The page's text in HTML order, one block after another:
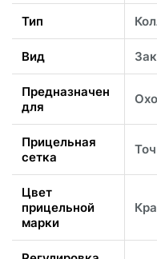
Тип
Вид
Предназначен
для
Прицельная
сетка
Цвет
прицельной
марки